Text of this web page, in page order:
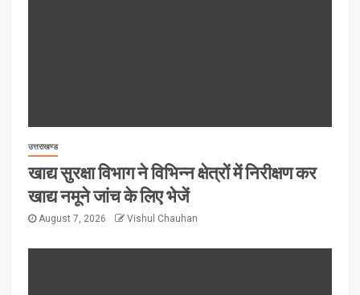
उत्तराखण्ड
खाद्य सुरक्षा विभाग ने विभिन्न क्षेत्रों में निरीक्षण कर
खाद्य नमूने जांच के लिए भेजें
August 7, 2026 Vishul Chauhan